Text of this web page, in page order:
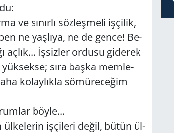
ve sı­nır­lı söz­leş­me­li iş­çi­lik,
ne yaş­lı­ya, ne de gence! Be­
açlık... İşsiz­ler or­du­su gi­de­rek
sıra başka mem­le­
ko­lay­lık­la sö­mü­re­ce­ğim
böyle...
ül­ke­le­rin iş­çi­le­ri değil, bütün ül­